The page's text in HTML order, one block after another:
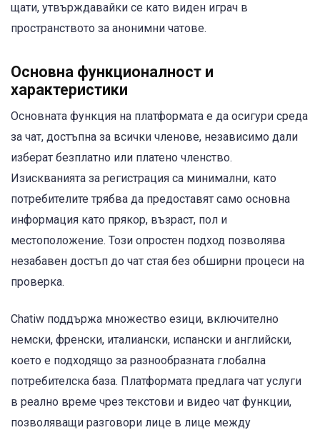
щати, утвърждавайки се като виден играч в
пространството за анонимни чатове.
Основна функционалност и
характеристики
Основната функция на платформата е да осигури среда
за чат, достъпна за всички членове, независимо дали
изберат безплатно или платено членство.
Изискванията за регистрация са минимални, като
потребителите трябва да предоставят само основна
информация като прякор, възраст, пол и
местоположение. Този опростен подход позволява
незабавен достъп до чат стая без обширни процеси на
проверка.
Chatiw поддържа множество езици, включително
немски, френски, италиански, испански и английски,
което е подходящо за разнообразната глобална
потребителска база. Платформата предлага чат услуги
в реално време чрез текстови и видео чат функции,
позволяващи разговори лице в лице между